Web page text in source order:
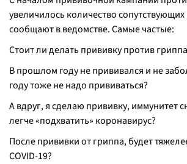
увеличилось количество
сообщают в ведомстве. Самые частые:
Стоит ли делать прививку против
В прошлом году не прививался и не
году тоже не надо прививаться?
А вдруг, я сделаю прививку, иммунитет
легче «подхватить» коронавирус?
После прививки от гриппа, будет
COVID-19?